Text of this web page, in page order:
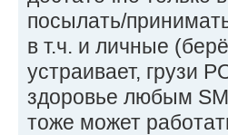
посылать/
в т.ч. и личные
устраивает, грузи
здоровье любым
тоже может